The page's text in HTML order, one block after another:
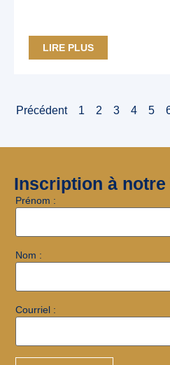
LIRE PLUS
Précédent 1 2 3 4 5
Inscription à
Prénom :
Nom :
Courriel :